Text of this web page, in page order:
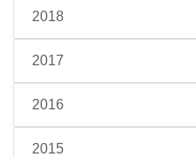
2018
2017
2016
2015